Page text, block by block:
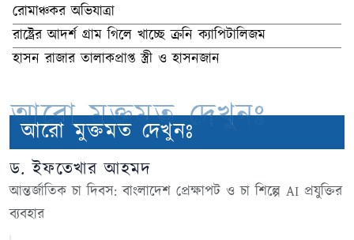
রোমাঞ্চকর অভিযাত্রা
রাষ্ট্রের আদর্শ গ্রাম গিলে খাচ্ছে ক্রনি ক্যাপিটালিজম
হাসন রাজার তালাকপ্রাপ্ত স্ত্রী ও হাসনজান
আরো মুক্তমত দেখুনঃ
আরো মুক্তমত দেখুনঃ
ড. ইফতেখার আহমদ
আন্তর্জাতিক চা দিবস: বাংলাদেশ প্রেক্ষাপট ও চা শিল্পে AI প্রযুক্তির
ব্যবহার